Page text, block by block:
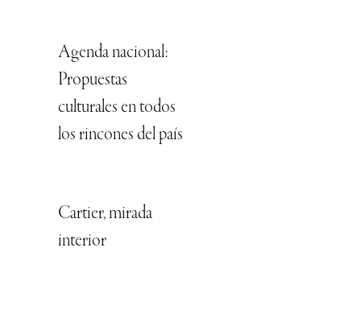
Agenda nacional:
Propuestas
culturales en todos
los rincones del país
Cartier, mirada
interior